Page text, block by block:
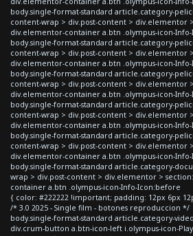
body.single-format-standard article.category-
content-wrap > div.post-content > div.elementor
div.elementor-container a.btn .olympus-icon-
body.single-format-standard article.category-
content-wrap > div.post-content > div.elementor
div.elementor-container a.btn .olympus-icon-
body.single-format-standard article.category-
content-wrap > div.post-content > div.elementor
div.elementor-container a.btn .olympus-icon-
body.single-format-standard article.category-
content-wrap > div.post-content > div.elementor
div.elementor-container a.btn .olympus-icon-
body.single-format-standard article.category-
content-wrap > div.post-content > div.elementor
div.elementor-container a.btn .olympus-icon-
body.single-format-standard article.category-
wrap > div.post-content > div.elementor >
container a.btn .olympus-icon-Info-Icon:before
{ color: #222222 !important; padding: 12px 6px
/* 3.0 2025 - Single film - botones reproduccion */
body.single-format-standard article.category-
div.crum-button a.btn-icon-left i.olympus-icon-